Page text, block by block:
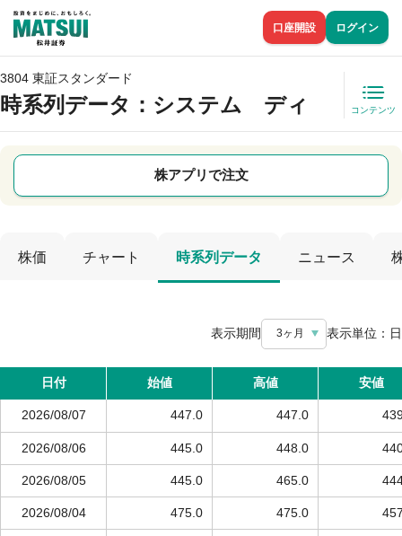
口座開設 ログイン
3804 東証スタンダード
時系列データ ：システム ディ コンテンツ
株アプリで注文
株価 チャート 時系列データ ニュース
表示期間 3ヶ月 表示単位： 日
日付 始値 高値 安値
2026/08/07 447.0 447.0
2026/08/06 445.0 448.0
2026/08/05 445.0 465.0
2026/08/04 475.0 475.0